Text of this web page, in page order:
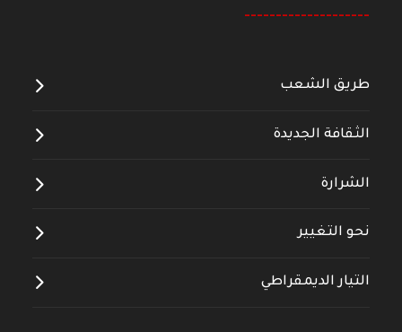
--------------------
طريق الشعب
الثقافة الجديدة
الشرارة
نحو التغيير
التيار الديمقراطي